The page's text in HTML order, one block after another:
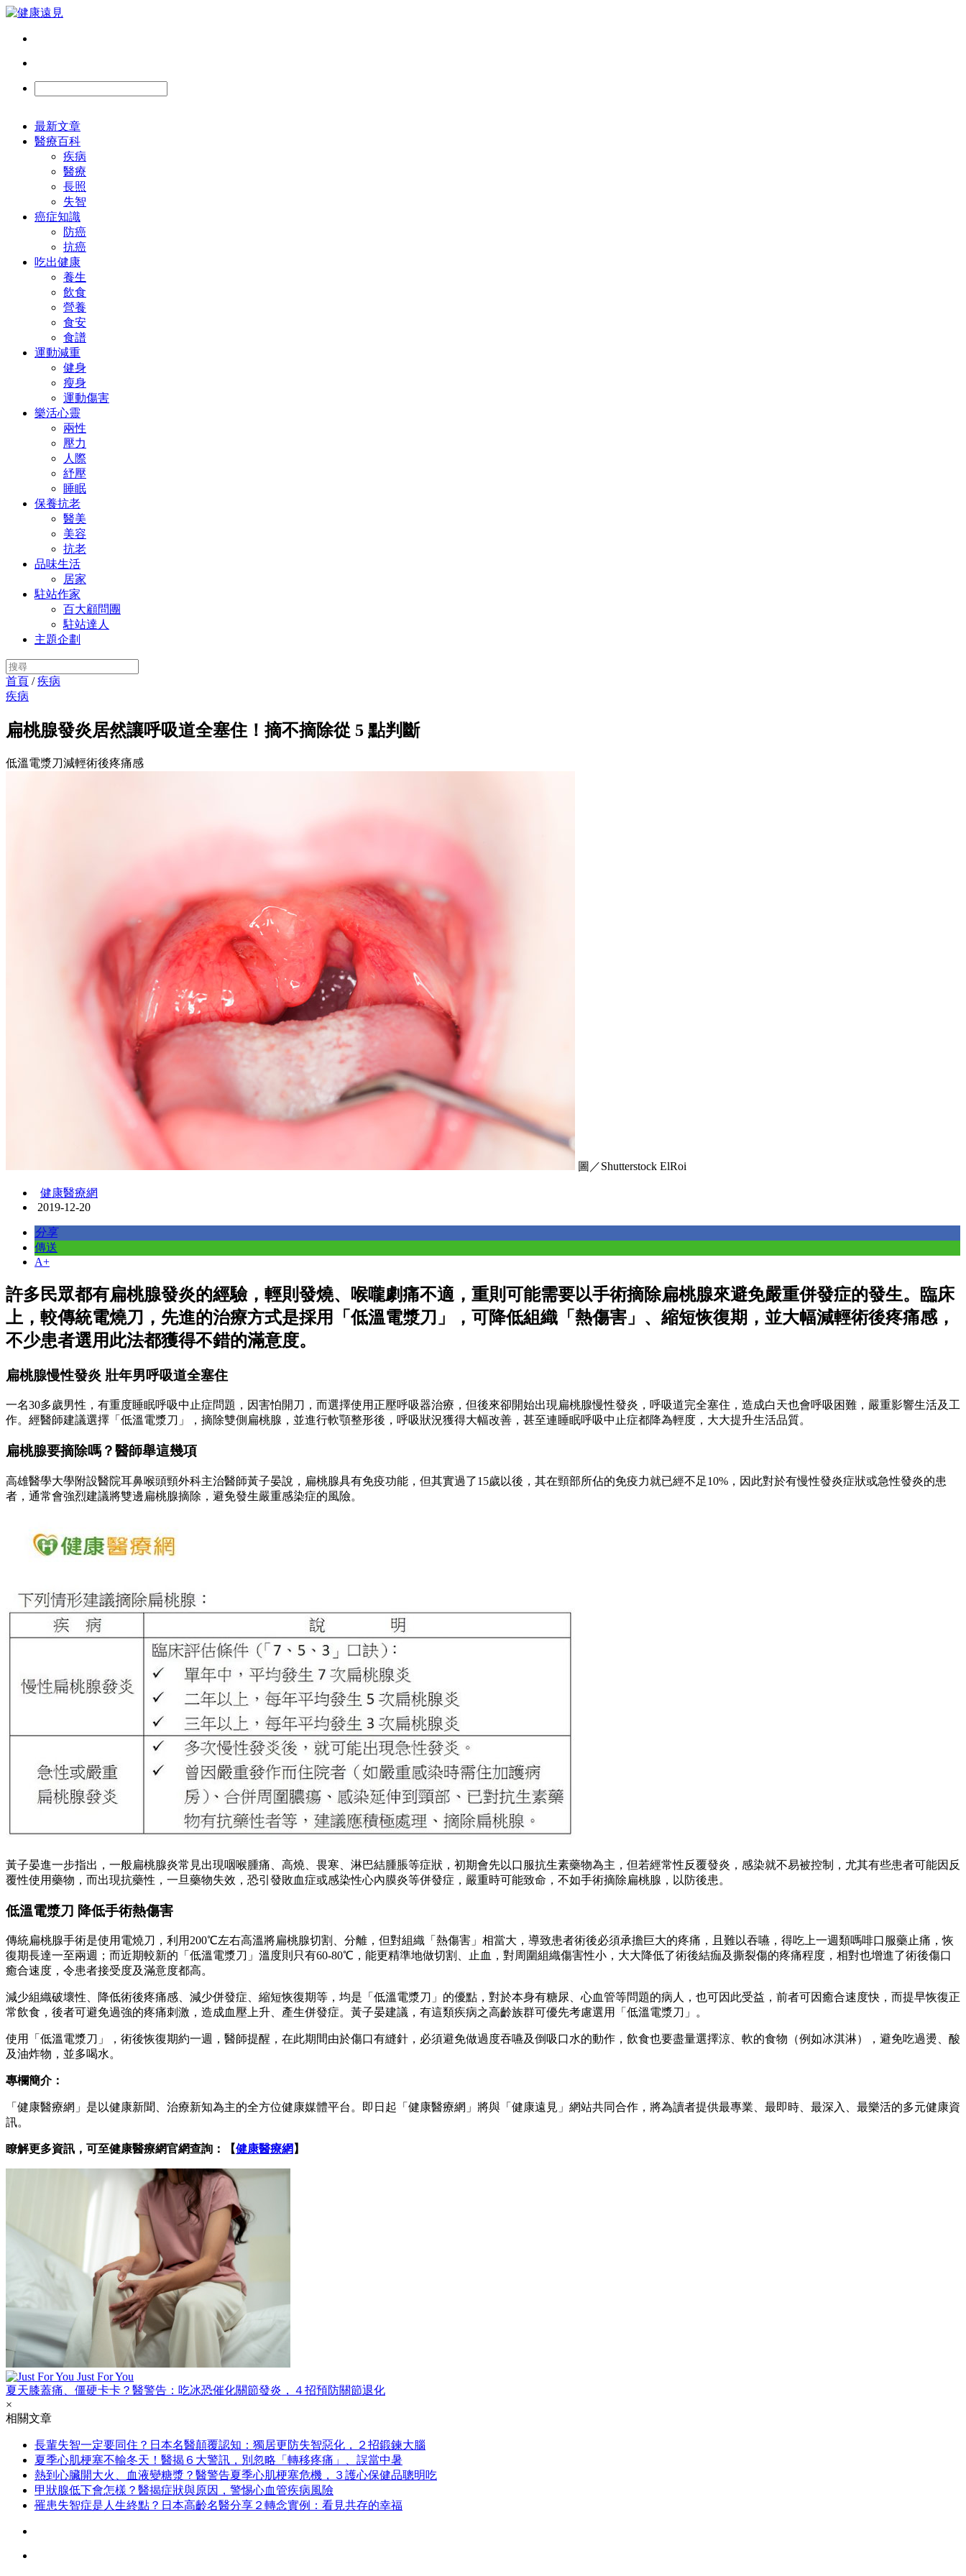
最新文章
醫療百科
疾病
醫療
長照
失智
癌症知識
防癌
抗癌
吃出健康
養生
飲食
營養
食安
食譜
運動減重
健身
瘦身
運動傷害
樂活心靈
兩性
壓力
人際
紓壓
睡眠
保養抗老
醫美
美容
抗老
品味生活
居家
駐站作家
百大顧問團
駐站達人
主題企劃
首頁 /疾病
疾病
扁桃腺發炎居然讓呼吸道全塞住！摘不摘除從 5 點判斷
低溫電漿刀減輕術後疼痛感
圖／Shutterstock ElRoi
健康醫療網
2019-12-20
分享
傳送
A+
許多民眾都有扁桃腺發炎的經驗，輕則發燒、喉嚨劇痛不適，重則可能需要以手術摘除扁桃腺來避免嚴重併發症的發生。臨床
上，較傳統電燒刀，先進的治療方式是採用「低溫電漿刀」，可降低組織「熱傷害」、縮短恢復期，並大幅減輕術後疼痛感，
不少患者選用此法都獲得不錯的滿意度。
扁桃腺慢性發炎 壯年男呼吸道全塞住
一名30多歲男性，有重度睡眠呼吸中止症問題，因害怕開刀，而選擇使用正壓呼吸器治療，但後來卻開始出現扁桃腺慢性發炎，呼吸道完全塞住，造成白天也會呼吸困難，嚴重影響生活及工
作。經醫師建議選擇「低溫電漿刀」，摘除雙側扁桃腺，並進行軟顎整形後，呼吸狀況獲得大幅改善，甚至連睡眠呼吸中止症都降為輕度，大大提升生活品質。
扁桃腺要摘除嗎？醫師舉這幾項
高雄醫學大學附設醫院耳鼻喉頭頸外科主治醫師黃子晏說，扁桃腺具有免疫功能，但其實過了15歲以後，其在頸部所佔的免疫力就已經不足10%，因此對於有慢性發炎症狀或急性發炎的患
者，通常會強烈建議將雙邊扁桃腺摘除，避免發生嚴重感染症的風險。
黃子晏進一步指出，一般扁桃腺炎常見出現咽喉腫痛、高燒、畏寒、淋巴結腫脹等症狀，初期會先以口服抗生素藥物為主，但若經常性反覆發炎，感染就不易被控制，尤其有些患者可能因反
覆性使用藥物，而出現抗藥性，一旦藥物失效，恐引發敗血症或感染性心內膜炎等併發症，嚴重時可能致命，不如手術摘除扁桃腺，以防後患。
低溫電漿刀 降低手術熱傷害
傳統扁桃腺手術是使用電燒刀，利用200℃左右高溫將扁桃腺切割、分離，但對組織「熱傷害」相當大，導致患者術後必須承擔巨大的疼痛，且難以吞嚥，得吃上一週類嗎啡口服藥止痛，恢
復期長達一至兩週；而近期較新的「低溫電漿刀」溫度則只有60-80℃，能更精準地做切割、止血，對周圍組織傷害性小，大大降低了術後結痂及撕裂傷的疼痛程度，相對也增進了術後傷口
癒合速度，令患者接受度及滿意度都高。
減少組織破壞性、降低術後疼痛感、減少併發症、縮短恢復期等，均是「低溫電漿刀」的優點，對於本身有糖尿、心血管等問題的病人，也可因此受益，前者可因癒合速度快，而提早恢復正
常飲食，後者可避免過強的疼痛刺激，造成血壓上升、產生併發症。黃子晏建議，有這類疾病之高齡族群可優先考慮選用「低溫電漿刀」。
使用「低溫電漿刀」，術後恢復期約一週，醫師提醒，在此期間由於傷口有縫針，必須避免做過度吞嚥及倒吸口水的動作，飲食也要盡量選擇涼、軟的食物（例如冰淇淋），避免吃過燙、酸
及油炸物，並多喝水。
專欄簡介：
「健康醫療網」是以健康新聞、治療新知為主的全方位健康媒體平台。即日起「健康醫療網」將與「健康遠見」網站共同合作，將為讀者提供最專業、最即時、最深入、最樂活的多元健康資
訊。
瞭解更多資訊，可至健康醫療網官網查詢：【健康醫療網 】
Just For You
夏天膝蓋痛、僵硬卡卡？醫警告：吃冰恐催化關節發炎，４招預防關節退化
×
相關文章
長輩失智一定要同住？日本名醫顛覆認知：獨居更防失智惡化，２招鍛鍊大腦
夏季心肌梗塞不輸冬天！醫揭６大警訊，別忽略「轉移疼痛」、誤當中暑
熱到心臟開大火、血液變糖漿？醫警告夏季心肌梗塞危機，３護心保健品聰明吃
甲狀腺低下會怎樣？醫揭症狀與原因，警惕心血管疾病風險
罹患失智症是人生終點？日本高齡名醫分享２轉念實例：看見共存的幸福